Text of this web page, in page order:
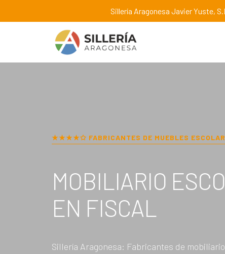
Sillería Aragonesa Javier Yuste,
★★★★✩ FABRICANTES DE MUEBLES
MOBILIARIO
EN FISCAL
Sillería Aragonesa: Fabricantes de mobiliario